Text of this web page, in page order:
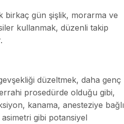
birkaç gün şişlik, morarma ve
kullanmak, düzenli takip
düzeltmek, daha genç
prosedürde olduğu gibi,
kanama, anesteziye bağlı
gibi potansiyel